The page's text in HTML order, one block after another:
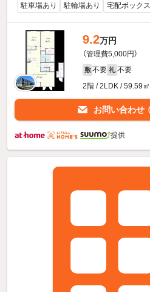
駐車場あり 駐輪場あり 宅配ボックス
9.2万円
（管理費5,000円）
敷 不要 礼 不要
2階 / 2LDK / 59.59㎡
お問い合わせ
提供